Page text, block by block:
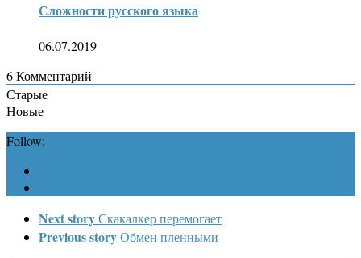
Сложности русского языка
06.07.2019
6Комментарий
Старые
Новые
Follow:
Next storyСкакалкер перемогает
Previous storyОбмен пленными